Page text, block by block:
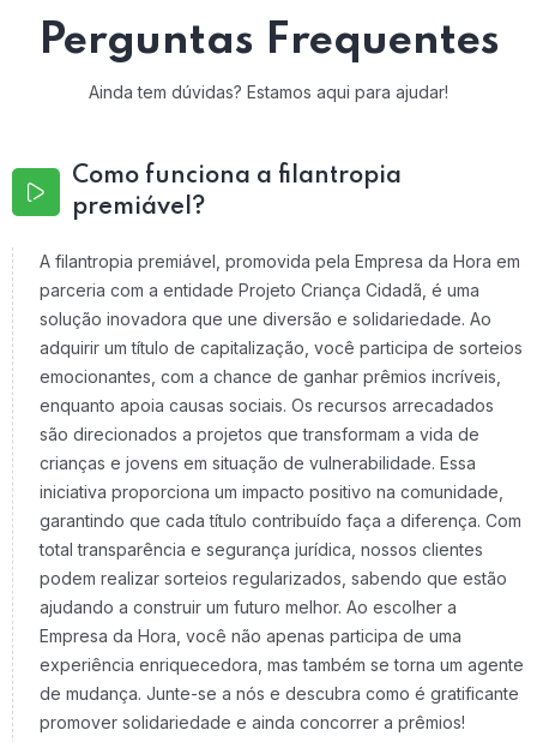
Perguntas Frequentes
Ainda tem dúvidas? Estamos aqui para ajudar!
Como funciona a filantropia
premiável?
A filantropia premiável, promovida pela Empresa da Hora em
parceria com a entidade Projeto Criança Cidadã, é uma
solução inovadora que une diversão e solidariedade. Ao
adquirir um título de capitalização, você participa de sorteios
emocionantes, com a chance de ganhar prêmios incríveis,
enquanto apoia causas sociais. Os recursos arrecadados
são direcionados a projetos que transformam a vida de
crianças e jovens em situação de vulnerabilidade. Essa
iniciativa proporciona um impacto positivo na comunidade,
garantindo que cada título contribuído faça a diferença. Com
total transparência e segurança jurídica, nossos clientes
podem realizar sorteios regularizados, sabendo que estão
ajudando a construir um futuro melhor. Ao escolher a
Empresa da Hora, você não apenas participa de uma
experiência enriquecedora, mas também se torna um agente
de mudança. Junte-se a nós e descubra como é gratificante
promover solidariedade e ainda concorrer a prêmios!